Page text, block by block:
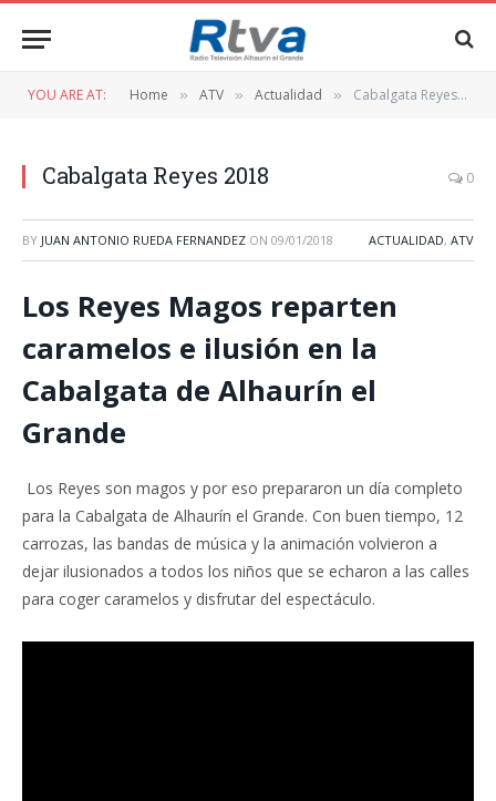
YOU ARE AT: Home » ATV » Actualidad » Cabalgata Reyes 2018
Cabalgata Reyes 2018 0
BY JUAN ANTONIO RUEDA FERNANDEZ ON 09/01/2018 ACTUALIDAD, ATV
Los Reyes Magos reparten
caramelos e ilusión en la
Cabalgata de Alhaurín el
Grande
Los Reyes son magos y por eso prepararon un día completo
para la Cabalgata de Alhaurín el Grande. Con buen tiempo, 12
carrozas, las bandas de música y la animación volvieron a
dejar ilusionados a todos los niños que se echaron a las calles
para coger caramelos y disfrutar del espectáculo.